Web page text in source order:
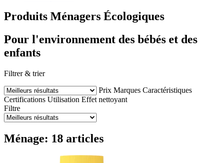
Produits Ménagers Écologiques
Pour l'environnement des bébés et des
enfants
Filtrer & trier
Prix Marques Caractéristiques
Certifications Utilisation Effet nettoyant
Filtre
Ménage: 18 articles